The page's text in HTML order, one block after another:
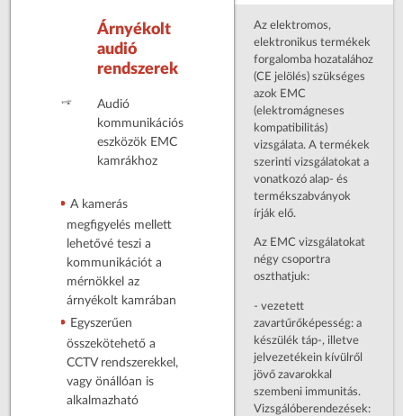
Árnyékolt
audió
rendszerek
Audió
kommunikációs
eszközök EMC
kamrákhoz
A kamerás
megfigyelés mellett
lehetővé teszi a
kommunikációt a
mérnökkel az
árnyékolt kamrában
Egyszerűen
összekötehető a
CCTV rendszerekkel,
vagy önállóan is
alkalmazható
Az elektromos,
elektronikus termékek
forgalomba hozatalához
(CE jelölés) szükséges
azok EMC
(elektromágneses
kompatibilitás)
vizsgálata. A termékek
szerinti vizsgálatokat a
vonatkozó alap- és
termékszabványok
írják elő.
Az EMC vizsgálatokat
négy csoportra
oszthatjuk:
- vezetett
zavartűrőképesség: a
készülék táp-, illetve
jelvezetékein kívülről
jövő zavarokkal
szembeni immunitás.
Vizsgálóberendezések: